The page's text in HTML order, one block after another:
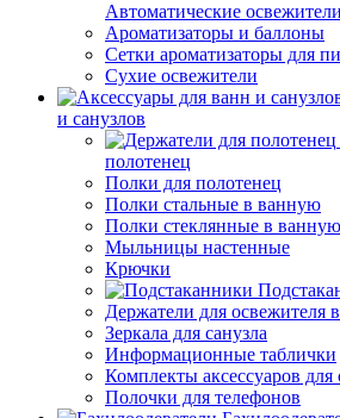
Автоматические
Ароматизаторы и баллоны
Сетки ароматизаторы для
Сухие освежители
и санузлов
полотенец
Полки для полотенец
Полки стальные в ванную
Полки стеклянные в ванную
Мыльницы настенные
Крючки
Держатели для освежителя
Зеркала для санузла
Информационные таблички
Комплекты аксессуаров для
Полочки для телефонов